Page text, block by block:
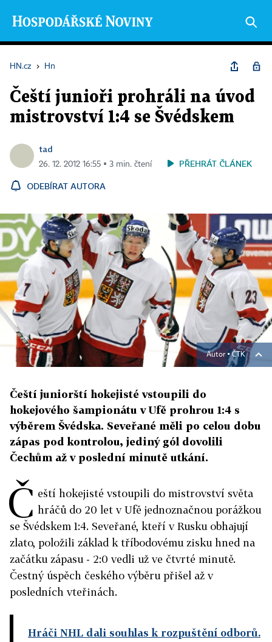
HN.cz › Hn
Čeští junioři prohráli na úvod
mistrovství 1:4 se Švédskem
tad
26. 12. 2012 16:55 ▪ 3 min. čtení PŘEHRÁT ČLÁNEK
ODEBÍRAT AUTORA
Autor ▪ČTK
Čeští juniorští hokejisté vstoupili do
hokejového šampionátu v Ufě prohrou 1:4 s
výběrem Švédska. Seveřané měli po celou dobu
zápas pod kontrolou, jediný gól dovolili
Čechům až v poslední minutě utkání.
Č eští hokejisté vstoupili do mistrovství světa
hráčů do 20 let v Ufě jednoznačnou porážkou
se Švédskem 1:4. Seveřané, kteří v Rusku obhajují
zlato, položili základ k tříbodovému zisku hned na
začátku zápasu - 2:0 vedli už ve čtvrté minutě.
Čestný úspěch českého výběru přišel až v
posledních vteřinách.
Hráči NHL dali souhlas k rozpuštění odborů.